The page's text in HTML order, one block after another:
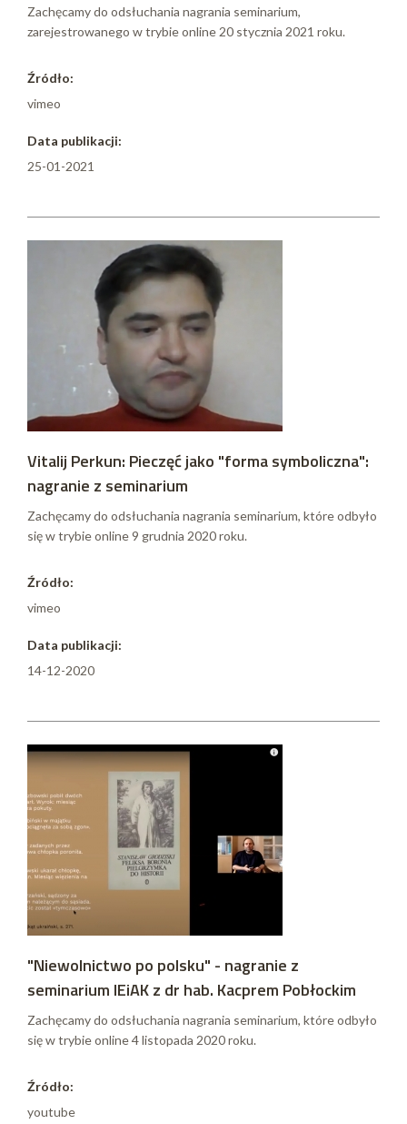
Zachęcamy do odsłuchania nagrania seminarium,
zarejestrowanego w trybie online 20 stycznia 2021 roku.
Źródło:
vimeo
Data publikacji:
25-01-2021
Vitalij Perkun: Pieczęć jako "forma symboliczna":
nagranie z seminarium
Zachęcamy do odsłuchania nagrania seminarium, które odbyło
się w trybie online 9 grudnia 2020 roku.
Źródło:
vimeo
Data publikacji:
14-12-2020
"Niewolnictwo po polsku" - nagranie z
seminarium IEiAK z dr hab. Kacprem Pobłockim
Zachęcamy do odsłuchania nagrania seminarium, które odbyło
się w trybie online 4 listopada 2020 roku.
Źródło:
youtube